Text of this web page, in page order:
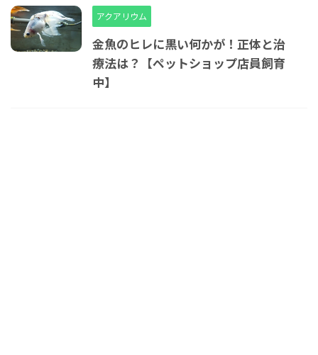
アクアリウム
金魚のヒレに黒い何かが！正体と治
療法は？【ペットショップ店員飼育
中】